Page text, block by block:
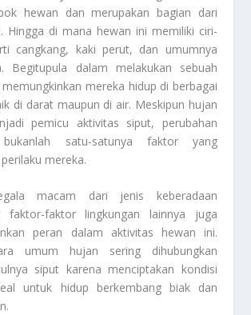
hewan dan merupakan bagian dari
Hingga di mana hewan ini memiliki ciri-
cangkang, kaki perut, dan umumnya
Begitupula dalam melakukan sebuah
mereka hidup di berbagai
di darat maupun di air. Meskipun hujan
pemicu aktivitas siput, perubahan
bukanlah satu-satunya faktor yang
mereka.
macam dari jenis keberadaan
faktor-faktor lingkungan lainnya juga
peran dalam aktivitas hewan ini.
umum hujan sering dihubungkan
siput karena menciptakan kondisi
untuk hidup berkembang biak dan